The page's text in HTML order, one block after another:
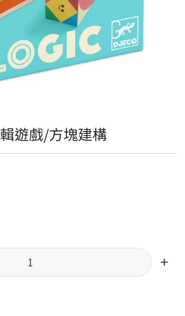
輯遊戲/方塊建構